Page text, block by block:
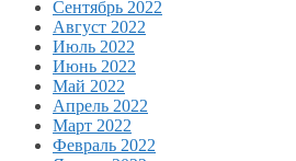
Сентябрь 2022
Август 2022
Июль 2022
Июнь 2022
Май 2022
Апрель 2022
Март 2022
Февраль 2022